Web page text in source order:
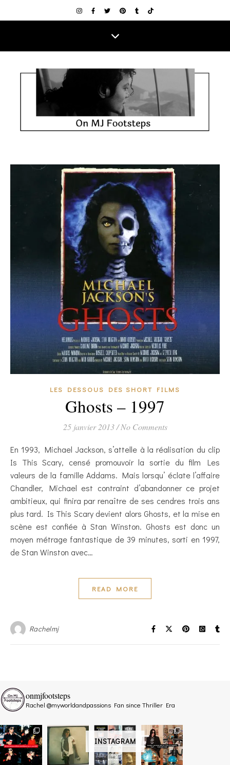
LES DESSOUS DES SHORT FILMS
Ghosts – 1997
25 janvier 2013 / No Comments
En 1993, Michael Jackson, s’attelle à la réalisation du clip
Is This Scary, censé promouvoir la sortie du film Les
valeurs de la famille Addams. Mais lorsqu’ éclate l’affaire
Chandler, Michael est contraint d’abandonner ce projet
ambitieux, qui finira par renaître de ses cendres trois ans
plus tard. Is This Scary devient alors Ghosts, et la mise en
scène est confiée à Stan Winston. Ghosts est donc un
moyen métrage fantastique de 39 minutes, sorti en 1997,
de Stan Winston avec…
READ MORE
Rachelmj
INSTAGRAM
onmjfootsteps
Rachel @myworldandpassions Fan since Thriller Era